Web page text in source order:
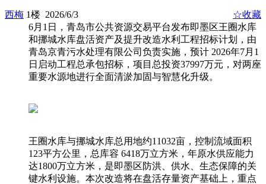
西梅 1楼 2026/6/3
☆收藏
6月1日，青岛市公共资源交易平台发布即墨区王圈水库
和挪城水库盘活资产及提升改造水利工程招标计划，由
青岛京青污水处理有限公司负责实施，预计 2026年7月1
日启动工程总承包招标，项目总投资37997万元，对两座
重要水源地进行全面清淤加固与智慧化升级。
王圈水库与挪城水库总用地约11032亩，控制流域面积
123平方公里，总库容 6418万立方米，年原水供应能力
达1800万立方米，是即墨区防洪、供水、生态保障的关
键水利设施。本次改造将在盘活存量资产基础上，重点